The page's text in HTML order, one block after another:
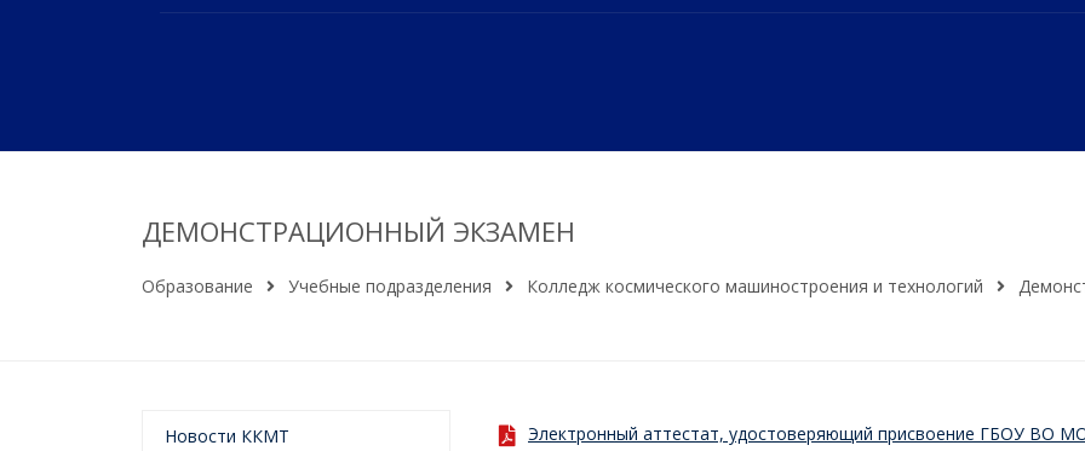
ДЕМОНСТРАЦИОННЫЙ ЭКЗАМЕН
Образование Учебные подразделения Колледж космического машиностроения и технологий
Новости ККМТ
Электронный аттестат, удостоверяющий присвоение ГБОУ ВО МО